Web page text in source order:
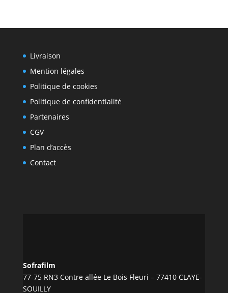
Livraison
Mention légales
Politique de cookies
Politique de confidentialité
Partenaires
CGV
Plan d’accès
Contact
Sofrafilm
77-75 RN3 Contre allée Le Bois Fleuri – 77410 CLAYE-
SOUILLY